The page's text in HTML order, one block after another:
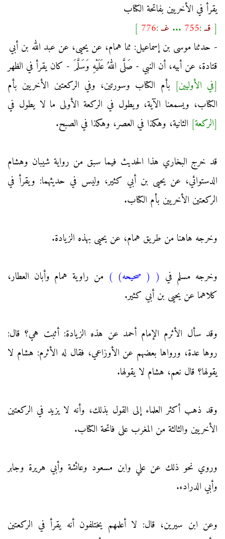
يقرأ في الأخريين بفاتحة الكتاب
[ قــ:
755
... غــ:
776
]
- حدثنا موسى بن إسماعيل: ثنا همام، عن يحيى، عن عبد الله بن أبي
قتادة، عن أبيه، أن النبي - صَلَّى اللهُ عَلَيْهِ وَسَلَّمَ - كان يقرأ في الظهر
[في الأوليين] بأم الكتاب وسورتين، وفي الركعتين الأخريين بأم
الكتاب، ويسمعنا الآية، ويطول في الركعة الأولى ما لا يطول في
[الركعة] الثانية، وهكذا في العصر، وهكذا في الصبح.
قد خرج البخاري هذا الحديث فيما سبق من رواية شيبان وهشام
الدستوائي، عن يحيى بن أبي كثير، وليس في حديثهما: ويقرأ في
الركعتين الأخريين بأم الكتاب.
وخرجه هاهنا من طريق همام، عن يحيى بهذه الزيادة.
وخرجه مسلم في ( ( صحيحه) ) من راوية همام وأبان العطار،
كلاهما عن يحيى بن أبي كثير.
وقد سأل الأثرم الإمام أحمد عن هذه الزيادة: أثبت هي؟ قال:
روها عدة، ورواها بعضهم عن الأوزاعي، فقال له الأثرم: هشام لا
يقولها؟ قال نعم، هشام لا يقولها.
وقد ذهب أكثر العلماء إلى القول بذلك، وأنه لا يزيد في الركعتين
الأخريين والثالثة من المغرب على فاتحة الكتاب.
وروي نحو ذلك عن علي وابن مسعود وعائشة وأبي هريرة وجابر
وأبي الدرادء.
وعن ابن سيرين، قال: لا أعلمهم يختلفون أنه يقرأ في الركعتين